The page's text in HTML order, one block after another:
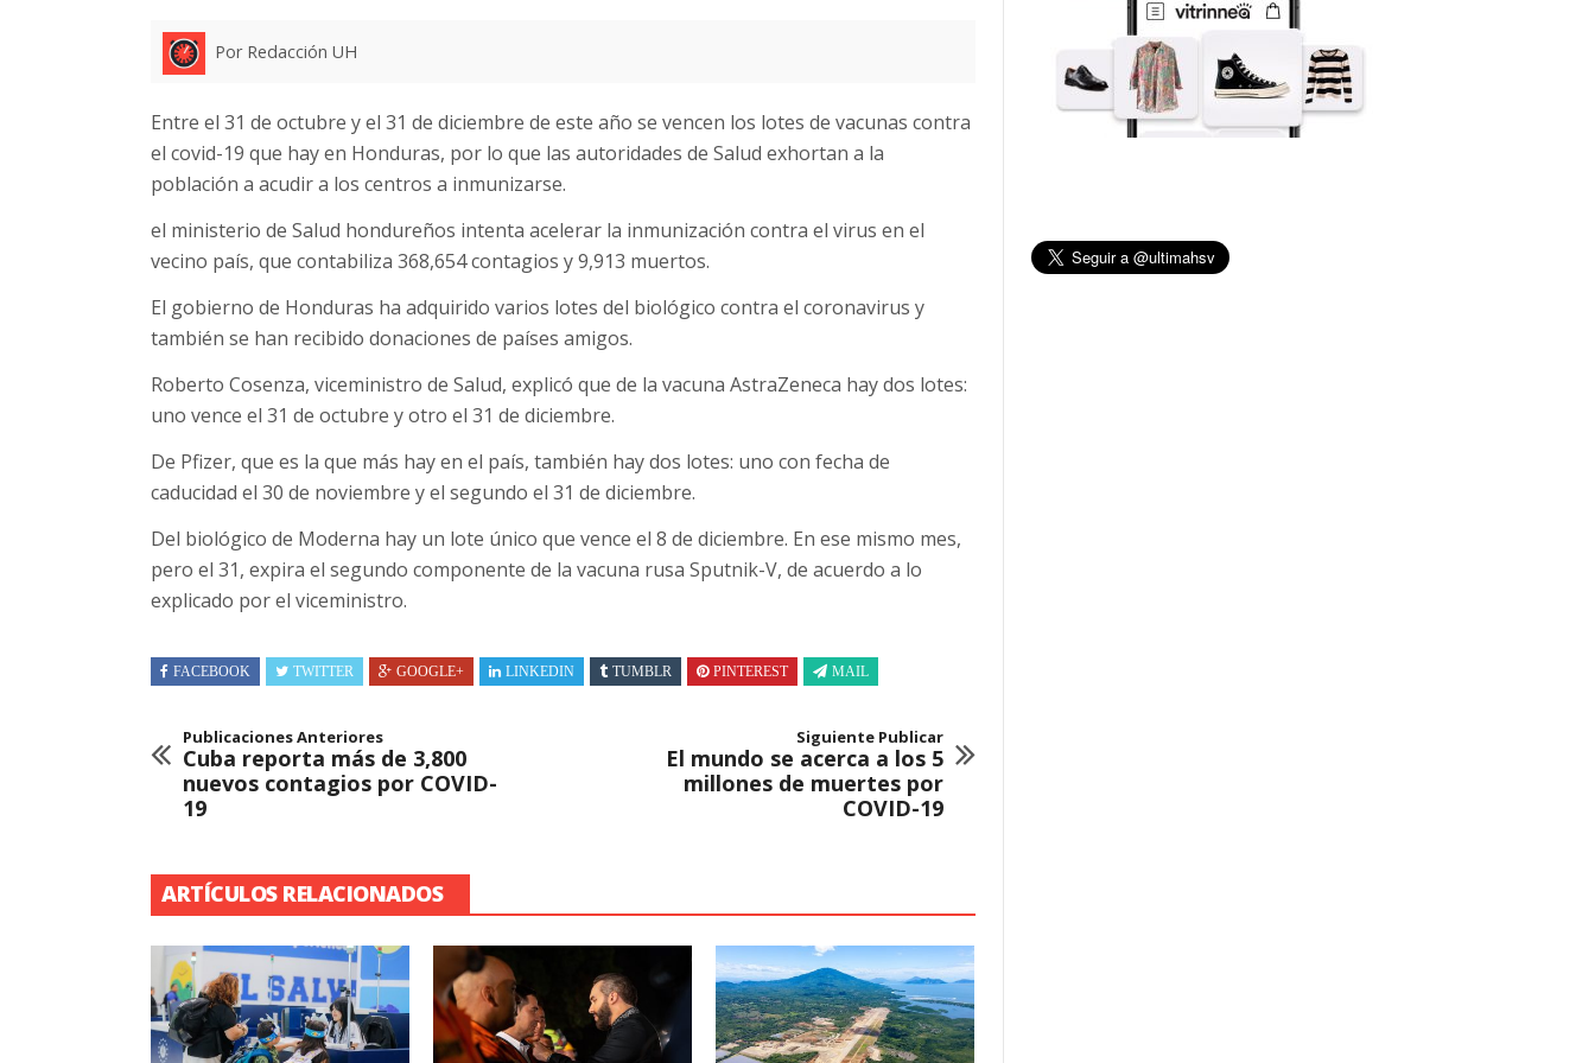
Por Redacción UH
Entre el 31 de octubre y el 31 de diciembre de este año se vencen los lotes de vacunas contra
el covid-19 que hay en Honduras, por lo que las autoridades de Salud exhortan a la
población a acudir a los centros a inmunizarse.
el ministerio de Salud hondureños intenta acelerar la inmunización contra el virus en el
vecino país, que contabiliza 368,654 contagios y 9,913 muertos.
El gobierno de Honduras ha adquirido varios lotes del biológico contra el coronavirus y
también se han recibido donaciones de países amigos.
Roberto Cosenza, viceministro de Salud, explicó que de la vacuna AstraZeneca hay dos lotes:
uno vence el 31 de octubre y otro el 31 de diciembre.
De Pfizer, que es la que más hay en el país, también hay dos lotes: uno con fecha de
caducidad el 30 de noviembre y el segundo el 31 de diciembre.
Del biológico de Moderna hay un lote único que vence el 8 de diciembre. En ese mismo mes,
pero el 31, expira el segundo componente de la vacuna rusa Sputnik-V, de acuerdo a lo
explicado por el viceministro.
FACEBOOK TWITTER GOOGLE+ LINKEDIN TUMBLR PINTEREST MAIL
Publicaciones Anteriores
Cuba reporta más de 3,800
nuevos contagios por COVID-
19
Siguiente Publicar
El mundo se acerca a los 5
millones de muertes por
COVID-19
ARTÍCULOS RELACIONADOS